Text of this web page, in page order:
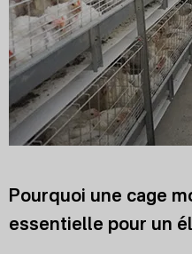
Pourquoi une cage
essentielle pour un